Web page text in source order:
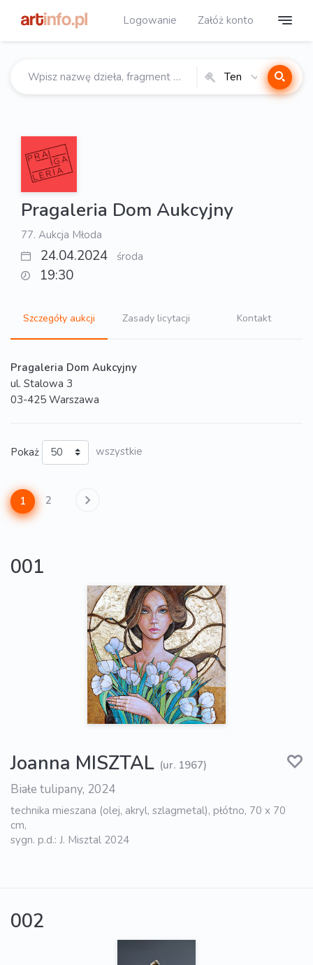
Logowanie Załóż konto
Ten
Pragaleria Dom Aukcyjny
77. Aukcja Młoda
24.04.2024 środa
19:30
Szczegóły aukcji Zasady licytacji Kontakt
Pragaleria Dom Aukcyjny
ul. Stalowa 3
03-425 Warszawa
Pokaż wszystkie
1 2
001
Joanna MISZTAL (ur. 1967)
Białe tulipany, 2024
technika mieszana (olej, akryl, szlagmetal), płótno, 70 x 70
cm,
sygn. p.d.: J. Misztal 2024
002